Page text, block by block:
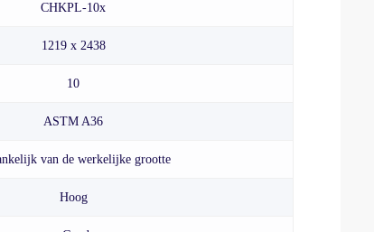
CHKPL-10x
1219 x 2438
10
ASTM A36
van de werkelijke grootte
Hoog